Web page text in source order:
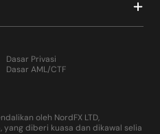
Dasar Privasi
Dasar AML/CTF
oleh NordFX LTD,
diberi kuasa dan dikawal selia